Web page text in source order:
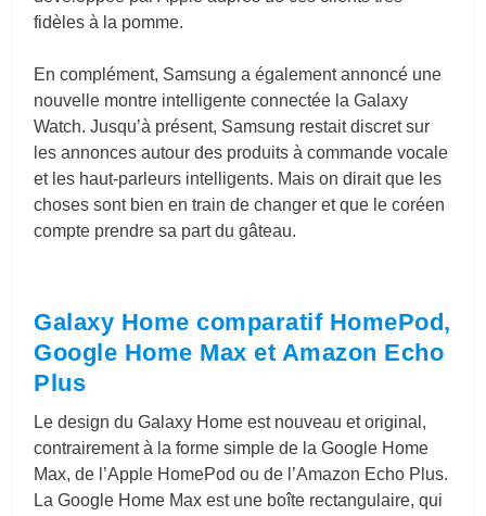
fidèles à la pomme.
En complément, Samsung a également annoncé une
nouvelle montre intelligente connectée la Galaxy
Watch. Jusqu’à présent, Samsung restait discret sur
les annonces autour des produits à commande vocale
et les haut-parleurs intelligents. Mais on dirait que les
choses sont bien en train de changer et que le coréen
compte prendre sa part du gâteau.
Galaxy Home comparatif HomePod,
Google Home Max et Amazon Echo
Plus
Le design du Galaxy Home est nouveau et original,
contrairement à la forme simple de la Google Home
Max, de l’Apple HomePod ou de l’Amazon Echo Plus.
La Google Home Max est une boîte rectangulaire, qui